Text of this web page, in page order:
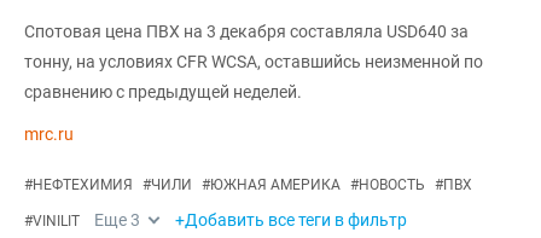
Спотовая цена ПВХ на 3 декабря составляла USD640 за
тонну, на условиях CFR WCSA, оставшийсь неизменной по
сравнению с предыдущей неделей.
mrc.ru
#НЕФТЕХИМИЯ #ЧИЛИ #ЮЖНАЯ АМЕРИКА #НОВОСТЬ #ПВХ
#VINILIT Еще3 +Добавить все теги в фильтр